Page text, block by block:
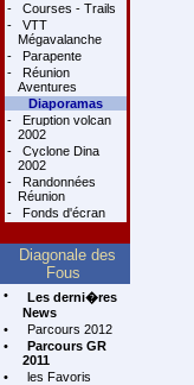
-
Courses - Trails
-
VTT
Mégavalanche
-
Parapente
-
Réunion
Aventures
Diaporamas
-
Eruption volcan
2002
-
Cyclone Dina
2002
-
Randonnées
Réunion
-
Fonds d'écran
Diagonale des
Fous
•
Les derni�res
News
•
Parcours 2012
•
Parcours GR
2011
•
les Favoris